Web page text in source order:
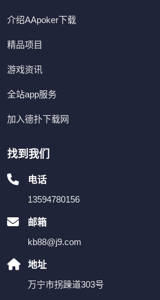
介绍AApoker下载
精品项目
游戏资讯
全站app服务
加入德扑下载网
找到我们
电话
13594780156
邮箱
kb88@j9.com
地址
万宁市拐躁道303号